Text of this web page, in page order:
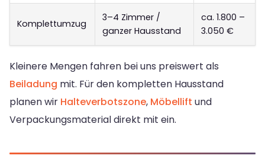
Komplettumzug
3–4 Zimmer /
ganzer Hausstand
ca. 1.800 –
3.050 €
Kleinere Mengen fahren bei uns preiswert als
Beiladung mit. Für den kompletten Hausstand
planen wir Halteverbotszone, Möbellift und
Verpackungsmaterial direkt mit ein.